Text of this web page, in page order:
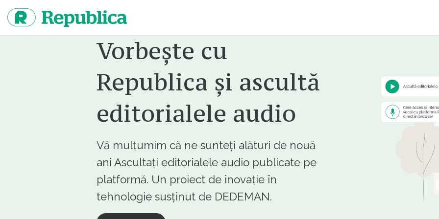
continut
Vorbește cu
Republica și ascultă
editorialele audio
Vă mulțumim că ne sunteți alături de nouă
ani Ascultați editorialele audio publicate pe
platformă. Un proiect de inovație în
tehnologie susținut de DEDEMAN.